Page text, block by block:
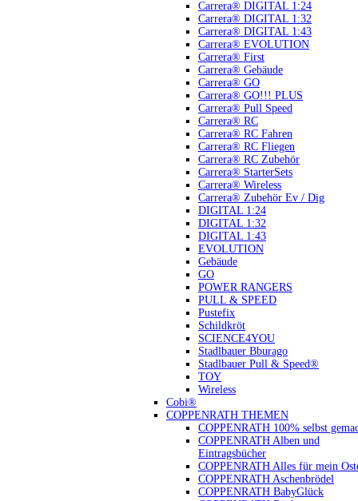
Carrera® DIGITAL 1:24
Carrera® DIGITAL 1:32
Carrera® DIGITAL 1:43
Carrera® EVOLUTION
Carrera® First
Carrera® Gebäude
Carrera® GO
Carrera® GO!!! PLUS
Carrera® Pull Speed
Carrera® RC
Carrera® RC Fahren
Carrera® RC Fliegen
Carrera® RC Zubehör
Carrera® StarterSets
Carrera® Wireless
Carrera® Zubehör Ev / Dig
DIGITAL 1:24
DIGITAL 1:32
DIGITAL 1:43
EVOLUTION
Gebäude
GO
POWER RANGERS
PULL & SPEED
Pustefix
Schildkröt
SCIENCE4YOU
Stadlbauer Bburago
Stadlbauer Pull & Speed®
TOY
Wireless
Cobi®
COPPENRATH THEMEN
COPPENRATH 100% selbst
COPPENRATH Alben und
Eintragsbücher
COPPENRATH Alles für mein
COPPENRATH Aschenbrödel
COPPENRATH BabyGlück